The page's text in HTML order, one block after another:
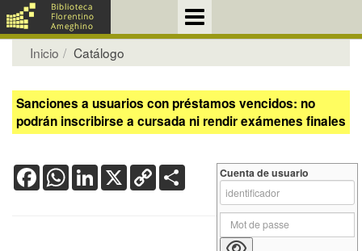
Inicio Catálogo
Sanciones a usuarios con préstamos vencidos: no
podrán inscribirse a cursada ni rendir exámenes finales
FacebookWhatsApp
LinkedIn
X Copy
Link
Cuenta de usuario